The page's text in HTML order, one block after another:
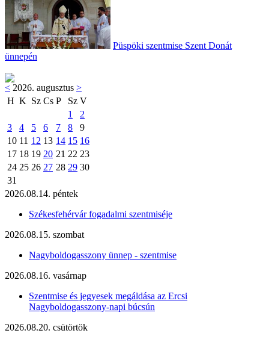
Püspöki szentmise Szent Donát
ünnepén
< 2026. augusztus >
H K Sz Cs P Sz V
1
2
3
4 5 6 7 8
9
10 11 12 13 14 15 16
17 18 19 20 21 22 23
24 25 26 27 28 29 30
31
2026.08.14. péntek
Székesfehérvár fogadalmi szentmiséje
2026.08.15. szombat
Nagyboldogasszony ünnep - szentmise
2026.08.16. vasárnap
Szentmise és jegyesek megáldása az Ercsi
Nagyboldogasszony-napi búcsún
2026.08.20. csütörtök